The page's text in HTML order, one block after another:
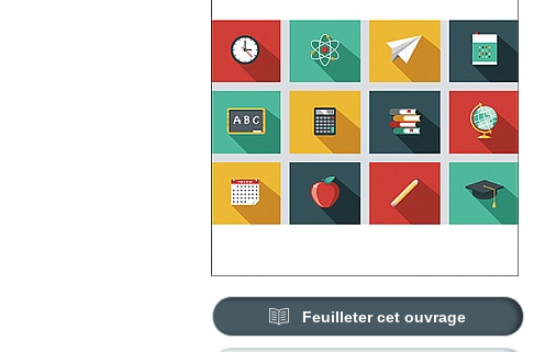
Feuilleter cet ouvrage